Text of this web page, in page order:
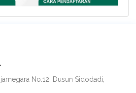
No.12, Dusun Sidodadi,